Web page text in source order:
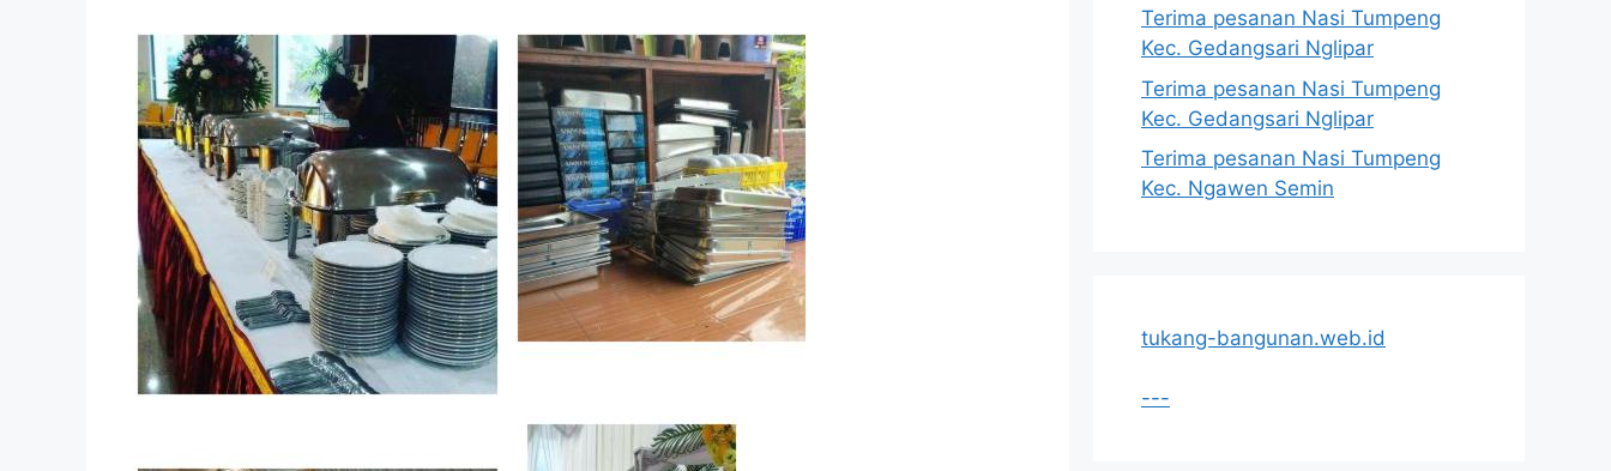
Terima pesanan Nasi Tumpeng
Kec. Gedangsari Nglipar
Terima pesanan Nasi Tumpeng
Kec. Gedangsari Nglipar
Terima pesanan Nasi Tumpeng
Kec. Ngawen Semin
tukang-bangunan.web.id
---